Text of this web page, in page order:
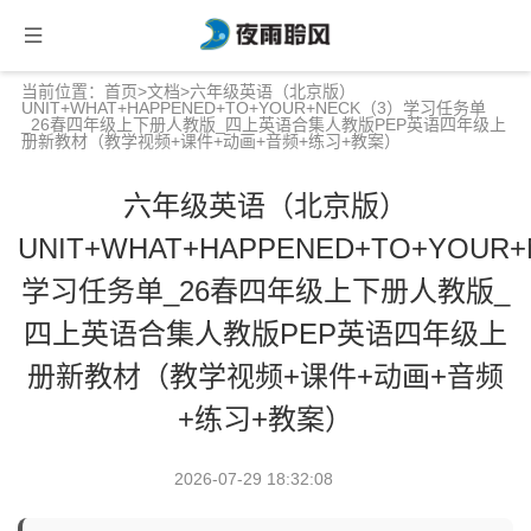
当前位置： 首页>文档>六年级英语（北京版）
UNIT+WHAT+HAPPENED+TO+YOUR+NECK（3）学习任务单
_26春四年级上下册人教版_四上英语合集人教版PEP英语四年级上
册新教材（教学视频+课件+动画+音频+练习+教案）
六年级英语（北京版）
学习任务单_26春四年级上下册人教版_
四上英语合集人教版PEP英语四年级上
册新教材（教学视频+课件+动画+音频
+练习+教案）
2026-07-29 18:32:08